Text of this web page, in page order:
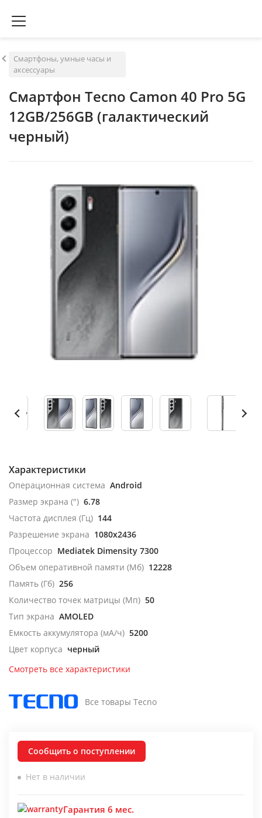
Смартфоны, умные часы и
аксессуары
Смартфон Tecno Camon 40 Pro 5G
12GB/256GB (галактический
черный)
Характеристики
Операционная система Android
Размер экрана (") 6.78
Частота дисплея (Гц) 144
Разрешение экрана 1080x2436
Процессор Mediatek Dimensity 7300
Объем оперативной памяти (Мб) 12228
Память (Гб) 256
Количество точек матрицы (Мп) 50
Тип экрана AMOLED
Емкость аккумулятора (мА/ч) 5200
Цвет корпуса черный
Смотреть все характеристики
Все товары Tecno
Сообщить о поступлении
Нет в наличии
Гарантия 6 мес.